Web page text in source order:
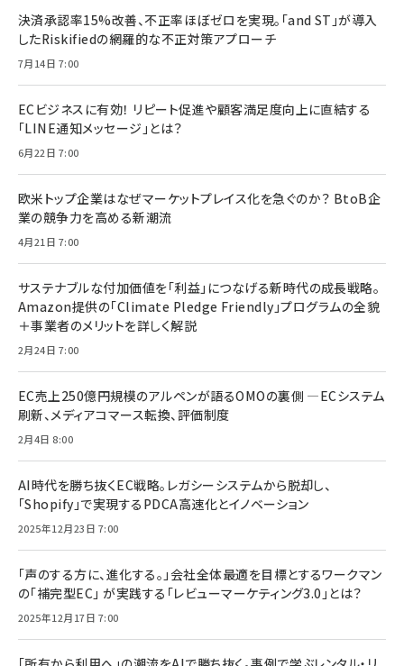
決済承認率15%改善、不正率ほぼゼロを実現。「and ST」が導入
したRiskifiedの網羅的な不正対策アプローチ
7月14日 7:00
ECビジネスに有効！ リピート促進や顧客満足度向上に直結する
「LINE通知メッセージ」とは？
6月22日 7:00
欧米トップ企業はなぜマーケットプレイス化を急ぐのか？ BtoB企
業の競争力を高める新潮流
4月21日 7:00
サステナブルな付加価値を「利益」につなげる新時代の成長戦略。
Amazon提供の「Climate Pledge Friendly」プログラムの全貌
＋事業者のメリットを詳しく解説
2月24日 7:00
EC売上250億円規模のアルペンが語るOMOの裏側 ―ECシステム
刷新、メディアコマース転換、評価制度
2月4日 8:00
AI時代を勝ち抜くEC戦略。レガシーシステムから脱却し、
「Shopify」で実現するPDCA高速化とイノベーション
2025年12月23日 7:00
「声のする方に、進化する。」会社全体最適を目標とするワークマン
の「補完型EC」 が実践する「レビューマーケティング3.0」とは？
2025年12月17日 7:00